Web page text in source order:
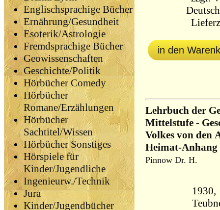
Englischsprachige Bücher
Ernährung/Gesundheit
Esoterik/Astrologie
Fremdsprachige Bücher
Geowissenschaften
Geschichte/Politik
Hörbücher Comedy
Hörbücher
Romane/Erzählungen
Hörbücher
Sachtitel/Wissen
Hörbücher Sonstiges
Hörspiele für
Kinder/Jugendliche
Ingenieurw./Technik
Jura
Kinder/Jugendbücher
in den
Lehrbuch der
Mittelstufe -
Volkes von den
Heimat-Anhang
Pinnow Dr. H.
1930,